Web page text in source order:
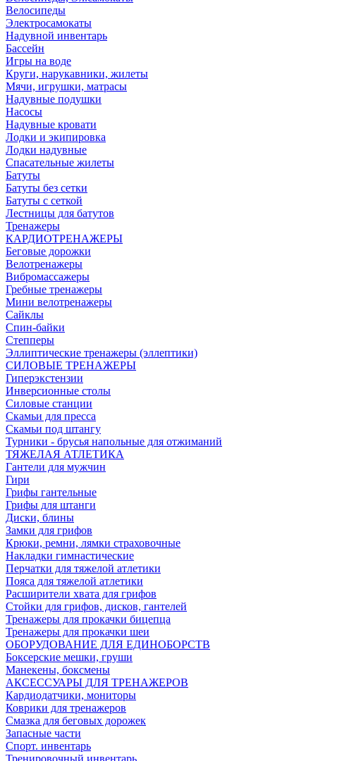
Велосипеды
Электросамокаты
Надувной инвентарь
Бассейн
Игры на воде
Круги, нарукавники, жилеты
Мячи, игрушки, матрасы
Надувные подушки
Насосы
Надувные кровати
Лодки и экипировка
Лодки надувные
Спасательные жилеты
Батуты
Батуты без сетки
Батуты с сеткой
Лестницы для батутов
Тренажеры
КАРДИОТРЕНАЖЕРЫ
Беговые дорожки
Велотренажеры
Вибромассажеры
Гребные тренажеры
Мини велотренажеры
Сайклы
Спин-байки
Степперы
Эллиптические тренажеры (эллептики)
СИЛОВЫЕ ТРЕНАЖЕРЫ
Гиперэкстензии
Инверсионные столы
Силовые станции
Скамьи для пресса
Скамьи под штангу
Турники - брусья напольные для отжиманий
ТЯЖЕЛАЯ АТЛЕТИКА
Гантели для мужчин
Гири
Грифы гантельные
Грифы для штанги
Диски, блины
Замки для грифов
Крюки, ремни, лямки страховочные
Накладки гимнастические
Перчатки для тяжелой атлетики
Пояса для тяжелой атлетики
Расширители хвата для грифов
Стойки для грифов, дисков, гантелей
Тренажеры для прокачки бицепца
Тренажеры для прокачки шеи
ОБОРУДОВАНИЕ ДЛЯ ЕДИНОБОРСТВ
Боксерские мешки, груши
Манекены, боксмены
АКСЕССУАРЫ ДЛЯ ТРЕНАЖЕРОВ
Кардиодатчики, мониторы
Коврики для тренажеров
Смазка для беговых дорожек
Запасные части
Спорт. инвентарь
Тренировочный инвентарь